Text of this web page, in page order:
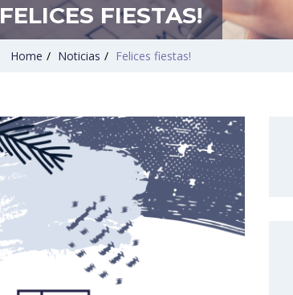
FELICES FIESTAS!
Home / Noticias / Felices fiestas!